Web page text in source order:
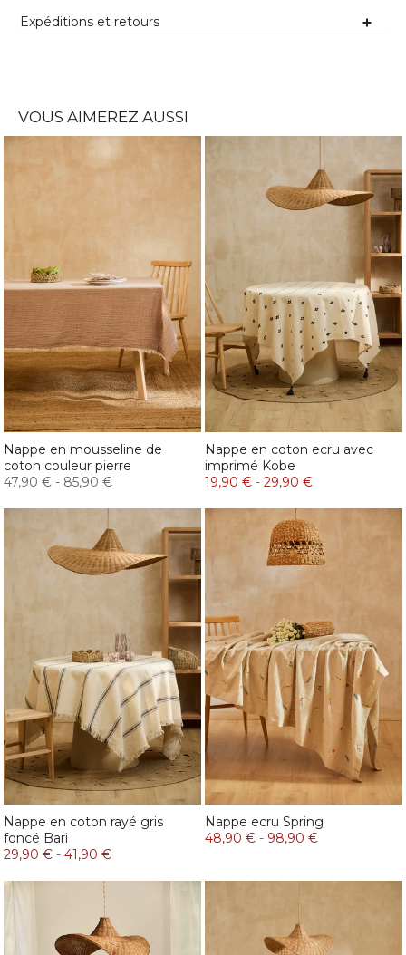
Expéditions et retours
VOUS AIMEREZ AUSSI
Nappe en mousseline de
coton couleur pierre
47,90 € - 85,90 €
Nappe en coton ecru avec
imprimé Kobe
19,90 € - 29,90 €
Nappe en coton rayé gris
foncé Bari
29,90 € - 41,90 €
Nappe ecru Spring
48,90 € - 98,90 €